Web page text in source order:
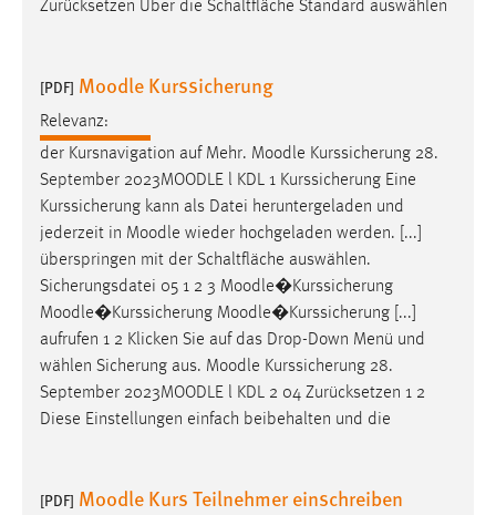
Zurücksetzen Über die Schaltfläche Standard auswählen
[PDF] Moodle Kurssicherung
Relevanz:
der Kursnavigation auf Mehr. Moodle Kurssicherung 28.
September 2023MOODLE l KDL 1 Kurssicherung Eine
Kurssicherung kann als Datei heruntergeladen und
jederzeit in Moodle wieder hochgeladen werden. [...]
überspringen mit der Schaltfläche auswählen.
Sicherungsdatei 05 1 2 3 Moodle�Kurssicherung
Moodle�Kurssicherung Moodle�Kurssicherung [...]
aufrufen 1 2 Klicken Sie auf das Drop-Down Menü und
wählen Sicherung aus. Moodle Kurssicherung 28.
September 2023MOODLE l KDL 2 04 Zurücksetzen 1 2
Diese Einstellungen einfach beibehalten und die
[PDF] Moodle Kurs Teilnehmer einschreiben